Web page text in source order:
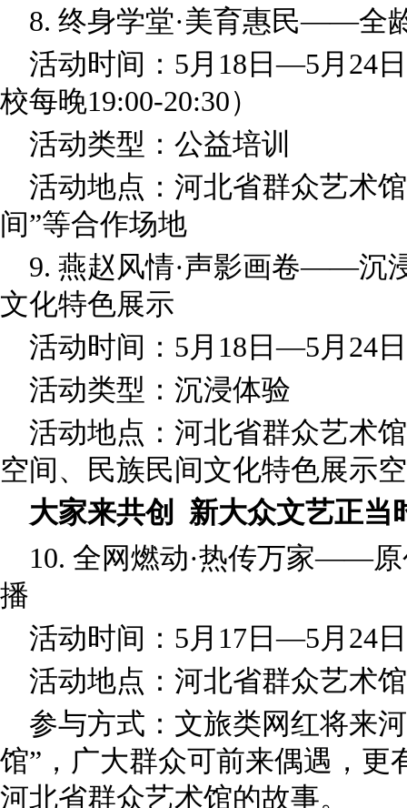
8. 终身学堂·美育惠民——全
活动时间：5月18日—5月24
校每晚19:00-20:30）
活动类型：公益培训
活动地点：河北省群众艺术
间”等合作场地
9. 燕赵风情·声影画卷——沉
文化特色展示
活动时间：5月18日—5月24
活动类型：沉浸体验
活动地点：河北省群众艺术
空间、民族民间文化特色展示
大家来共创 新大众文艺正当
10. 全网燃动·热传万家——
播
活动时间：5月17日—5月24日
活动地点：河北省群众艺术馆
参与方式：文旅类网红将来
馆”，广大群众可前来偶遇，更
河北省群众艺术馆的故事。